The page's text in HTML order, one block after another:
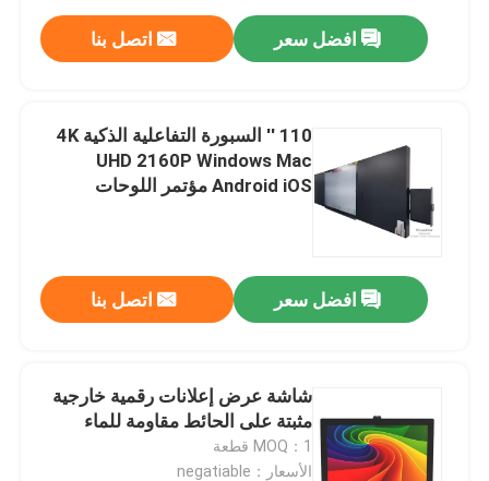
منتجات
افضل سعر اتصل بنا
110 '' السبورة التفاعلية الذكية 4K
UHD 2160P Windows Mac
Android iOS مؤتمر اللوحات
افضل سعر اتصل بنا
شاشة عرض إعلانات رقمية خارجية
مثبتة على الحائط مقاومة للماء
MOQ：1 قطعة
الأسعار：negatiable